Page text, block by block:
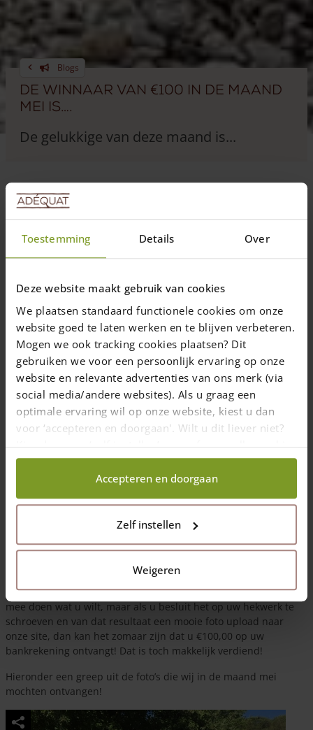
Toestemming Details Over
Deze website maakt gebruik van cookies
We plaatsen standaard functionele cookies om onze
website goed te laten werken en te blijven verbeteren.
Mogen we ook tracking cookies plaatsen? Dit
gebruiken we voor een persoonlijk ervaring op onze
website en relevante advertenties van ons merk (via
social media/andere websites). Als u graag een
optimale ervaring wil op onze website, kiest u dan
voor ‘accepteren en doorgaan'. Wilt u dit liever niet?
Kies dan voor ‘zelf instellen’ en geef aan welke cookies
wij wel mogen verzamelen.
Accepteren en doorgaan
Zelf instellen
Weigeren
Blogs
De winnaar van €100 in de maand
mei is….
De gelukkige van deze maand is...
3 juni 2019 —
1 min. leestijd
het houten bordje van Adéquat op hun hekwerk bevestigd
hebben! Prachtig om te zien hoe en waar onze producten
terechtkomen. We hebben eerlijk geloot uit alle inzenders en de
gelukkige is…
Bart Leepel heeft met zijn inzending 100 euro gewonnen! Van
kastanjehouten palen
maakte hij een mooie
klanten bij levering een envelop met de factuur én een houten
bordje met de naam Adéquat erin gebrand. U mag er uiteraard
mee doen wat u wilt, maar als u besluit het op uw hekwerk te
schroeven en van dat resultaat een mooie foto upload naar
onze site, dan kan het zomaar zijn dat u €100,00 op uw
bankrekening ontvangt! Dat is toch makkelijk verdiend!
Hieronder een greep uit de foto’s die wij in de maand mei
mochten ontvangen!